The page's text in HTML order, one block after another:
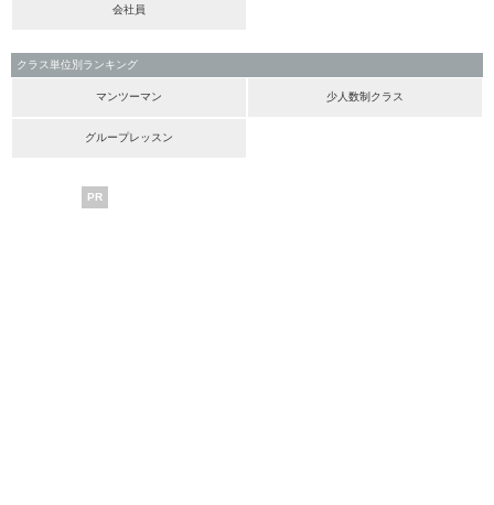
会社員
クラス単位別ランキング
マンツーマン 少人数制クラス
グループレッスン
PR